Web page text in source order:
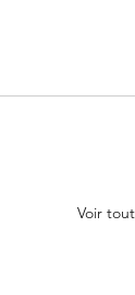
Voir tout